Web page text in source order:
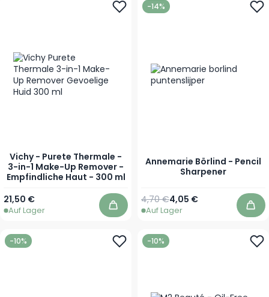
Vichy - Purete Thermale -
3-in-1 Make-Up Remover -
Empfindliche Haut - 300 ml
21,50 €
Auf Lager In den Warenkorb
-14%
Annemarie Börlind - Pencil
Sharpener
Sonderpreis
4,05 €
Regulärer Preis
4,70 €
Auf Lager In
-10% -10%